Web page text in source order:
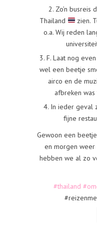
2. Zo’n busreis
Thailand
zien.
o.a. Wij reden
3. F. Laat nog
wel een beetje
airco en de
afbreken
4. In ieder geval
fijne
Gewoon een
en morgen weer
hebben we al zo
#thailand